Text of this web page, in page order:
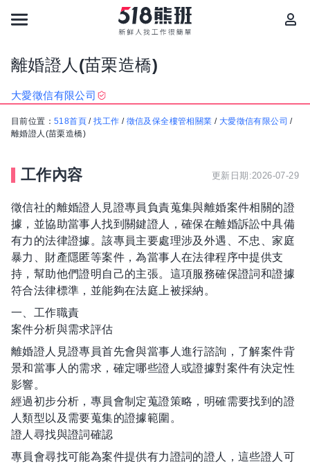
離婚證人(苗栗造橋)
大愛徵信有限公司
目前位置： 518首頁 /找工作 / 徵信及保全樓管相關業 / 大愛徵信有限公司 /
離婚證人(苗栗造橋)
工作內容 更新日期:2026-07-29
徵信社的離婚證人見證專員負責蒐集與離婚案件相關的證
據，並協助當事人找到關鍵證人，確保在離婚訴訟中具備
有力的法律證據。該專員主要處理涉及外遇、不忠、家庭
暴力、財產隱匿等案件，為當事人在法律程序中提供支
持，幫助他們證明自己的主張。這項服務確保證詞和證據
符合法律標準，並能夠在法庭上被採納。
一、工作職責
案件分析與需求評估
離婚證人見證專員首先會與當事人進行諮詢，了解案件背
景和當事人的需求，確定哪些證人或證據對案件有決定性
影響。
經過初步分析，專員會制定蒐證策略，明確需要找到的證
人類型以及需要蒐集的證據範圍。
證人尋找與證詞確認
專員會尋找可能為案件提供有力證詞的證人，這些證人可